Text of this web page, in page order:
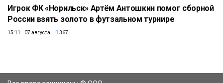
Игрок ФК «Норильск» Артём Антошкин помог сборной
России взять золото в футзальном турнире
15:11 07 августа 367